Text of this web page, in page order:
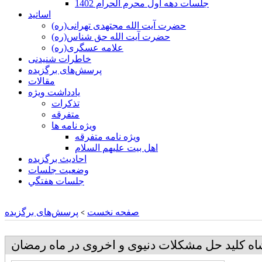
جلسات دهه اول محرم الحرام 1402
اساتید
حضرت آیت الله مجتهدی تهرانی(ره)
حضرت آیت الله حق شناس(ره)
علامه عسگری(ره)
خاطرات شنیدنی
پرسش‌های برگزیده
مقالات
یادداشت ویژه
تذكرات
متفرقه
ويژه نامه ها
ويژه نامه متفرقه
اهل بيت عليهم السلام
احادیث برگزیده
وضعیت جلسات
جلسات هفتگي
صفحه نخست > پرسش‌های برگزیده
کلید حل مشکلات دنیوی و اخروی در ماه رمضان